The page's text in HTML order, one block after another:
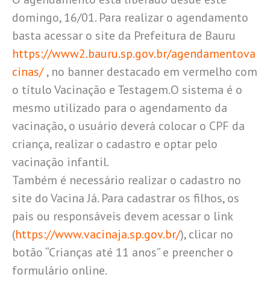
domingo, 16/01. Para realizar o agendamento
basta acessar o site da Prefeitura de Bauru
https://www2.bauru.sp.gov.br/agendamentova
cinas/, no banner destacado em vermelho com
o título Vacinação e Testagem.O sistema é o
mesmo utilizado para o agendamento da
vacinação, o usuário deverá colocar o CPF da
criança, realizar o cadastro e optar pelo
vacinação infantil.
Também é necessário realizar o cadastro no
site do Vacina Já. Para cadastrar os filhos, os
pais ou responsáveis devem acessar o link
(https://www.vacinaja.sp.gov.br/), clicar no
botão “Crianças até 11 anos” e preencher o
formulário online.